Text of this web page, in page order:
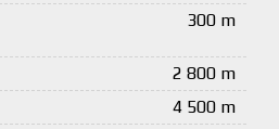
300 m
2 800 m
4 500 m